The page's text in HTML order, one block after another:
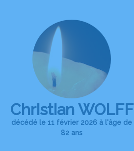
Christian WOLFF
décédé le 11 février 2026 à l'âge de
82 ans